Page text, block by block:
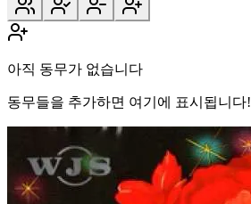
아직 동무가 없습니다
동무들을 추가하면 여기에 표시됩니다!